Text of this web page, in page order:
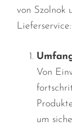
So Soul
Space Mary
Suonon
Suorin
SWFT
TWIST
von Szolnok
Lieferservice:
Von
um